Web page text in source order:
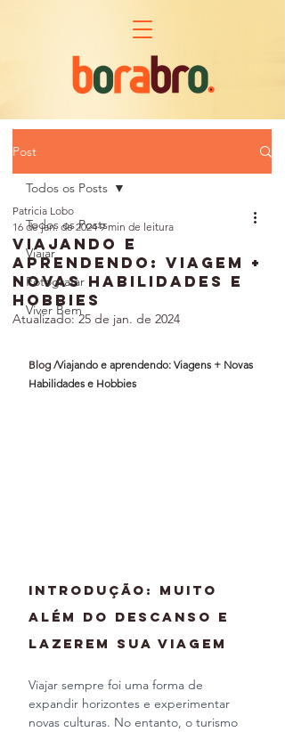
Post
Todos os Posts
Viajar
Fotografar
Viver Bem
Todos os Posts
Viajando e
aprendendo: Viagem +
Novas Habilidades e
Hobbies
Patricia Lobo
16 de jan. de 2024 9 min de leitura
Atualizado:25 de jan. de 2024
Blog /Viajando e aprendendo: Viagens + Novas
Habilidades e Hobbies
Introdução: Muito
Além do Descanso e
Lazerem sua viagem
Viajar sempre foi uma forma de
expandir horizontes e experimentar
novas culturas. No entanto, o turismo